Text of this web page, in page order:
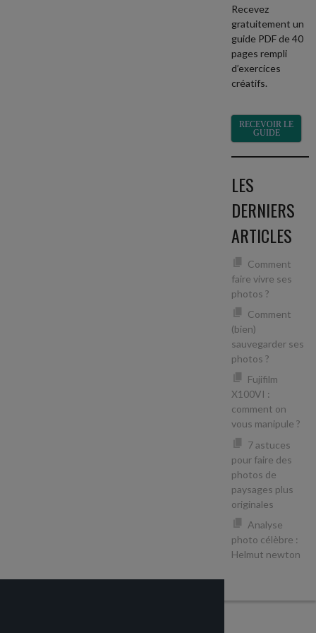
Recevez
gratuitement un
guide PDF de 40
pages rempli
d’exercices
créatifs.
RECEVOIR LE
GUIDE
LES
DERNIERS
ARTICLES
Comment
faire vivre ses
photos ?
Comment
(bien)
sauvegarder ses
photos ?
Fujifilm
X100VI :
comment on
vous manipule ?
7 astuces
pour faire des
photos de
paysages plus
originales
Analyse
photo célèbre :
Helmut newton